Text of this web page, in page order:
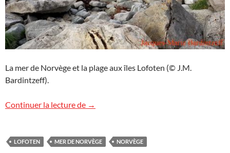
La mer de Norvège et la plage aux îles Lofoten (© J.M.
Bardintzeff).
Continuer la lecture de Image des îles Lofoten
→
LOFOTEN MER DE NORVÈGE NORVÈGE